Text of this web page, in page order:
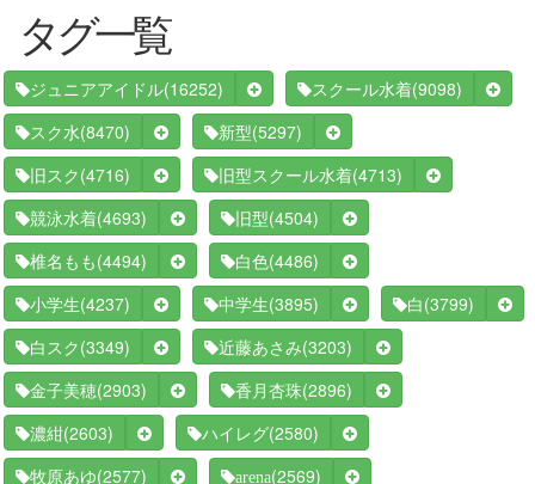
タグ一覧
ジュニアアイドル(16252) スクール水着(9098)
スク水(8470) 新型(5297)
旧スク (4716) 旧型スクール水着(4713)
競泳水着(4693) 旧型(4504)
椎名もも (4494) 白色(4486)
小学生(4237) 中学生(3895) 白 (3799)
白スク (3349) 近藤あさみ(3203)
金子美穂(2903) 香月杏珠(2896)
濃紺(2603) ハイレグ(2580)
牧原あゆ(2577) arena(2569)